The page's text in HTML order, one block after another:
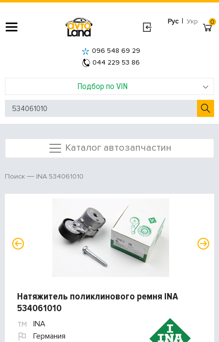
Рус | Укр
Подбор по VIN
096 548 69 29
044 229 53 86
0
Каталог автозапчастин
Поиск INA 534061010
Натяжитель поликлинового ремня INA
534061010
INA
Германия